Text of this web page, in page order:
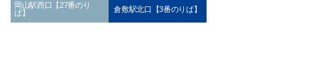
岡山駅西口【27番のり
ば】
倉敷駅北口【3番のりば】